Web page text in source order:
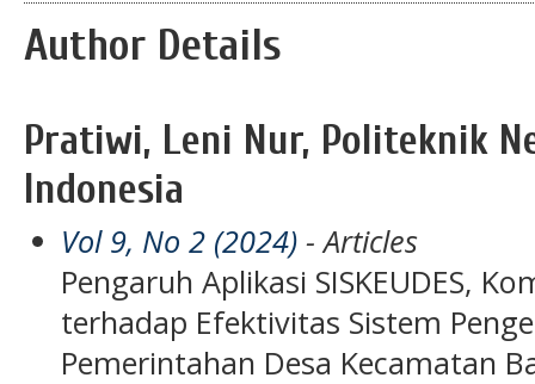
Author Details
Pratiwi, Leni Nur, Politeknik
Indonesia
Vol 9, No 2 (2024) - Articles
Pengaruh Aplikasi SISKEUDES,
terhadap Efektivitas Sistem
Pemerintahan Desa Kecamatan